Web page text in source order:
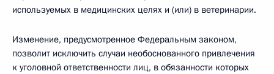
используемых в медицинских целях и (или) в ветеринарии.
Изменение, предусмотренное Федеральным законом,
позволит исключить случаи необоснованного привлечения
к уголовной ответственности лиц, в обязанности которых